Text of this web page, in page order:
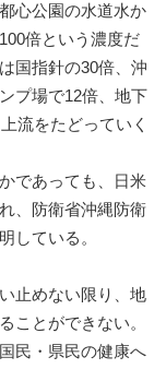
心公園の水道水か
倍という濃度だ
国指針の30倍、沖
プ場で12倍、地下
流をたどっていく
であっても、日米
、防衛省沖縄防衛
している。
止めない限り、地
ことができない。
民・県民の健康へ